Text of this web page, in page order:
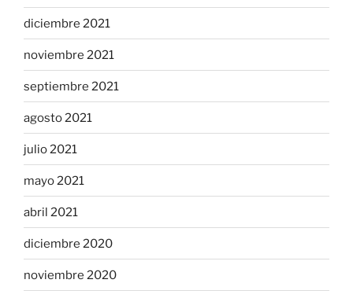
diciembre 2021
noviembre 2021
septiembre 2021
agosto 2021
julio 2021
mayo 2021
abril 2021
diciembre 2020
noviembre 2020